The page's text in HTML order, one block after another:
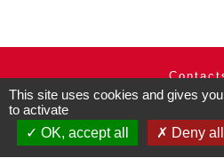
Commune de
27130 Pullay -
+33 2 32 32
This site uses cookies and gives
to activate
OK, accept all
Deny